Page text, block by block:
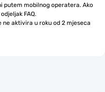
putem mobilnog operatera. Ako
FAQ.
ne aktivira u roku od 2 mjeseca